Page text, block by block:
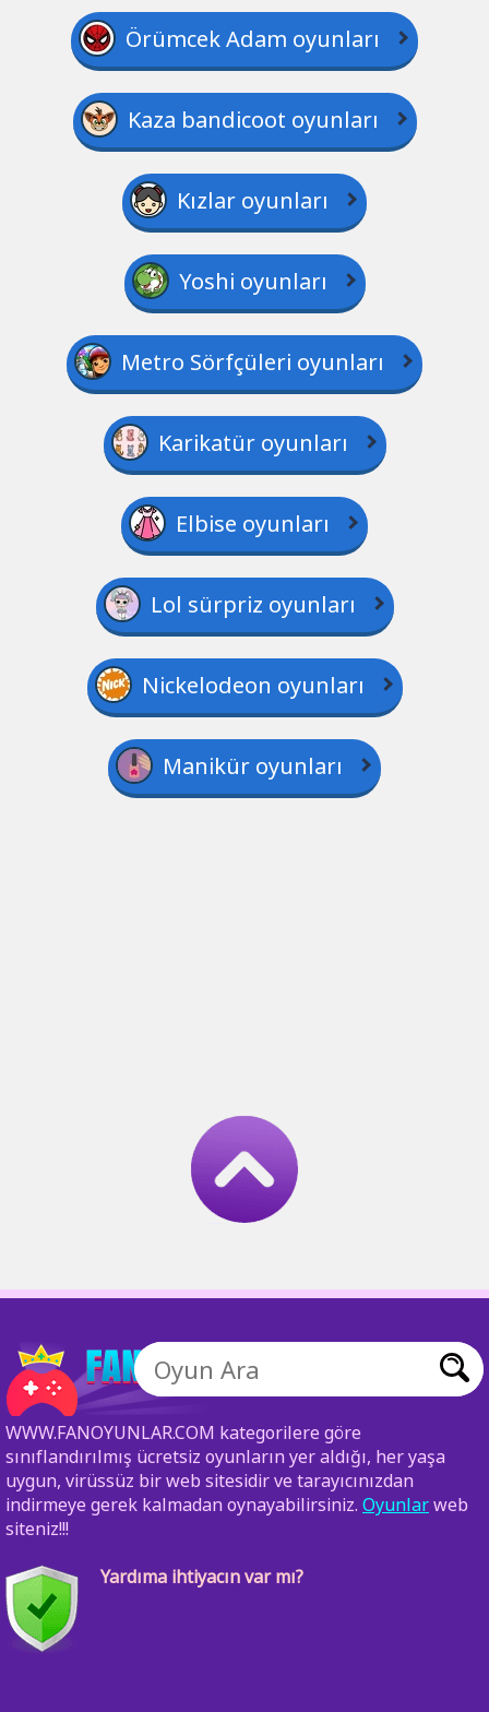
Örümcek Adam oyunları
Kaza bandicoot oyunları
Kızlar oyunları
Yoshi oyunları
Metro Sörfçüleri oyunları
Karikatür oyunları
Elbise oyunları
Lol sürpriz oyunları
Nickelodeon oyunları
Manikür oyunları
WWW.FANOYUNLAR.COM kategorilere göre
sınıflandırılmış ücretsiz oyunların yer aldığı, her yaşa
uygun, virüssüz bir web sitesidir ve tarayıcınızdan
indirmeye gerek kalmadan oynayabilirsiniz. Oyunlarweb
siteniz!!!
Yardıma ihtiyacın var mı?